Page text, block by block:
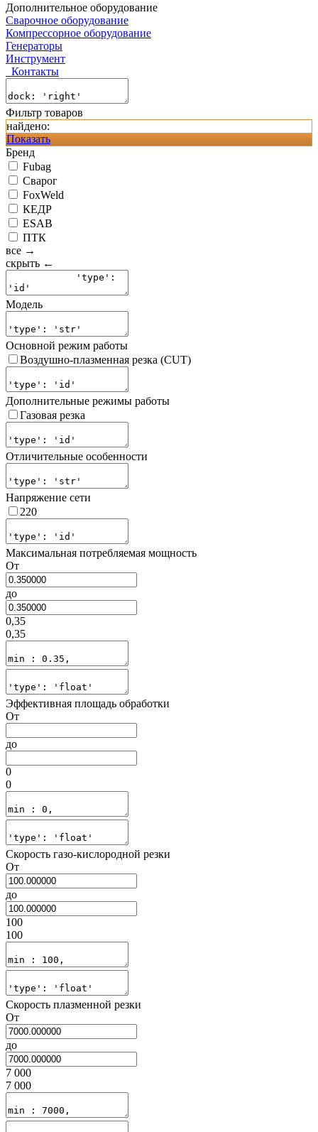
Дополнительное оборудование
Сварочное оборудование
Компрессорное оборудование
Генераторы
Инструмент
Контакты
Фильтр товаров
найдено:
Показать
Бренд
Fubag
Сварог
FoxWeld
КЕДР
ESAB
ПТК
все →
скрыть ←
Модель
Основной режим работы
Воздушно-плазменная резка (CUT)
Дополнительные режимы работы
Газовая резка
Отличительные особенности
Напряжение сети
220
Максимальная потребляемая мощность
От
до
0,35
0,35
Эффективная площадь обработки
От
до
0
0
Скорость газо-кислородной резки
От
до
100
100
Скорость плазменной резки
От
до
7 000
7 000